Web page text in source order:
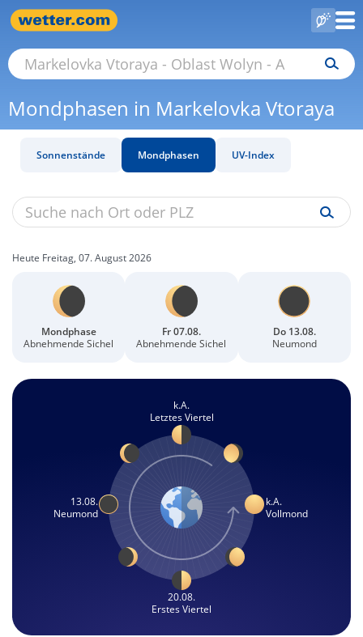
Mondphasen in Markelovka Vtoraya
Sonnenstände Mondphasen UV-Index
Heute Freitag, 07. August 2026
Mondphase
Abnehmende Sichel
Fr 07.08.
Abnehmende Sichel
Do 13.08.
Neumond
k.A.
Letztes Viertel
13.08.
Neumond
k.A.
Vollmond
20.08.
Erstes Viertel